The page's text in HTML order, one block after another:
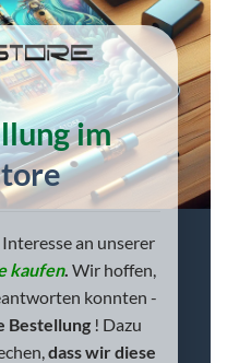
im
an unserer
kaufen. Wir hoffen,
konnten -
Bestellung! Dazu
dass wir diese